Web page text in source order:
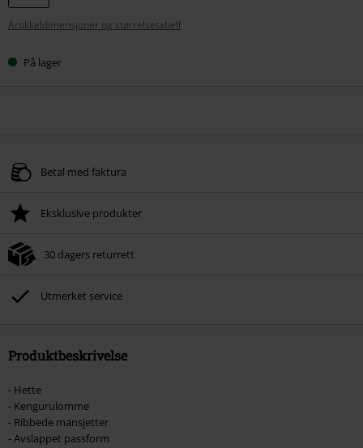
Artikkeldimensjoner og størrelsetabell
På lager
Betal med faktura
Eksklusive produkter
30 dagers returrett
Utmerket service
Produktbeskrivelse
- Hette
- Kengurulomme
- Ribbede mansjetter
- Avslappet passform